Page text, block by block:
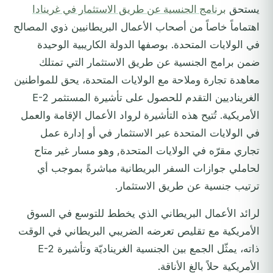
يستحق برنامج الجنسية عن طريق الاستثمار في غرينادا
اهتماماً خاصاً من أصحاب الأعمال البريطانيين ذوي المصالح
في الولايات المتحدة. بوصفها الدولة الكاريبية الوحيدة
ضمن برامج الجنسية عن طريق الاستثمار التي تمتلك
معاهدة تجارة وملاحة مع الولايات المتحدة، يحق للمواطنين
الغريناديين التقدم للحصول على تأشيرة المستثمر E-2
الأمريكية. تُتيح هذه التأشيرة لرواد الأعمال الإقامة والعمل
في الولايات المتحدة عبر الاستثمار في أو إدارة عمل
تجاري مقرّه في الولايات المتحدة, وهو مسار غير متاح
لحاملي جوازات السفر البريطانية مباشرةً بموجب أي
ترتيب جنسية عن طريق الاستثمار.
لرائد الأعمال البريطاني الذي يخطط للتوسع في السوق
الأمريكية مع تقليص تعرضه الضريبي البريطاني في الوقت
ذاته، يمثّل الجمع بين الجنسية الغريناديّة وتأشيرة E-2
الأمريكية حلاً بالغ الأناقة.